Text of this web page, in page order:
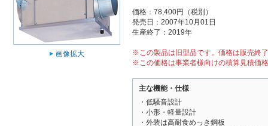
画像拡大
価格：78,400円（税別）
発売日：2007年10月01日
生産終了：2019年
※この製品は旧型品です。価格は販売終
※この価格は事業者様向けの積算見積価
主な機能・仕様
・低騒音設計
・小形・軽量設計
・外装は高耐食めっき鋼板